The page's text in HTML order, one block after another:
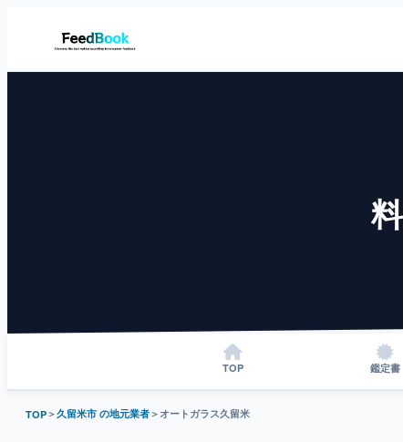
TOP 鑑定書
TOP＞久留米市 の地元業者＞ オートガラス久留米